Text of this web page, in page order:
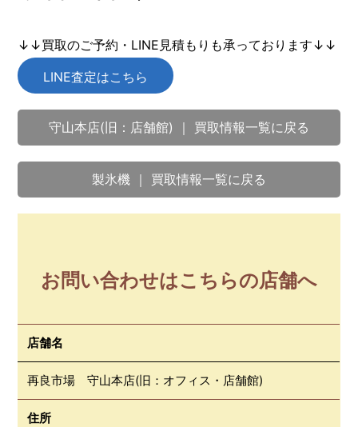
↓↓買取のご予約・LINE見積もりも承っております↓↓
LINE査定はこちら
守山本店(旧：店舗館) ｜ 買取情報一覧に戻る
製氷機 ｜ 買取情報一覧に戻る
お問い合わせはこちらの店舗へ
店舗名
再良市場 守山本店(旧：オフィス・店舗館)
住所